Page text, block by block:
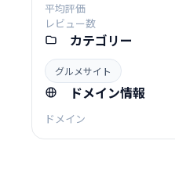
平均評価
レビュー数
カテゴリー
グルメサイト
ドメイン情報
ドメイン